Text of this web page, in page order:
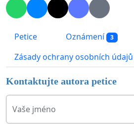
Petice Oznámení 3
Zásady ochrany osobních údajů
Kontaktujte autora petice
Vaše jméno